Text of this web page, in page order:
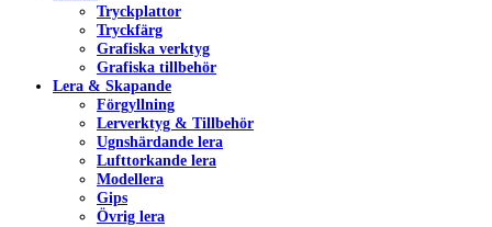
Tryckplattor
Tryckfärg
Grafiska verktyg
Grafiska tillbehör
Lera & Skapande
Förgyllning
Lerverktyg & Tillbehör
Ugnshärdande lera
Lufttorkande lera
Modellera
Gips
Övrig lera